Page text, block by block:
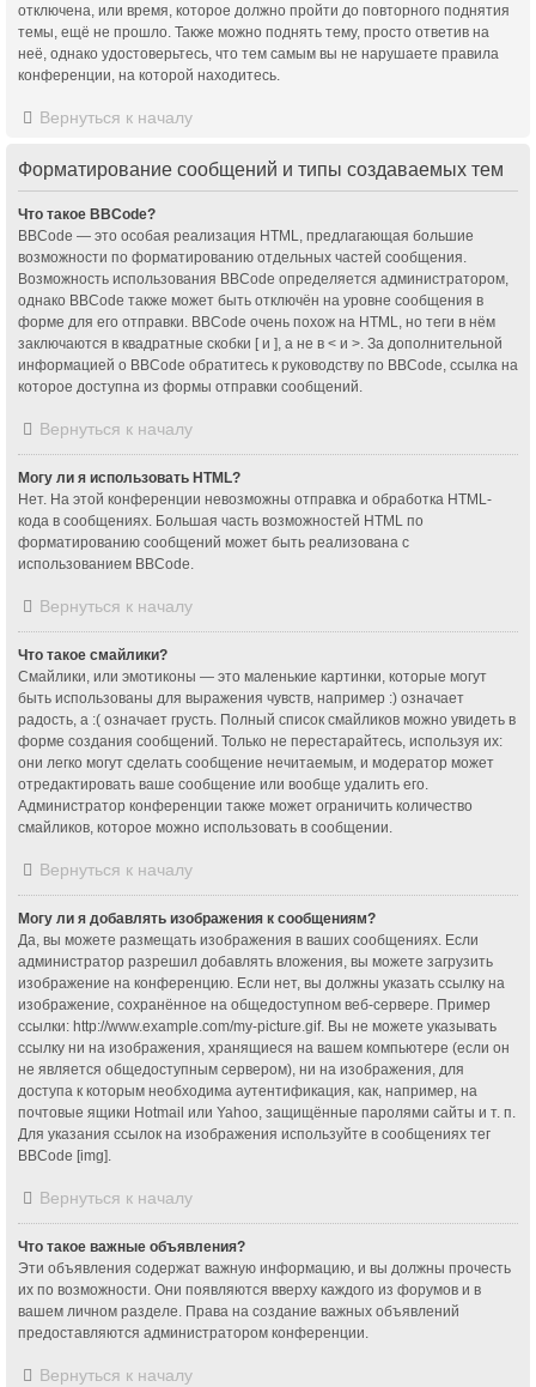
отключена, или время, которое должно пройти до повторного поднятия
темы, ещё не прошло. Также можно поднять тему, просто ответив на
неё, однако удостоверьтесь, что тем самым вы не нарушаете правила
конференции, на которой находитесь.
Вернуться к началу
Форматирование сообщений и типы создаваемых тем
Что такое BBCode?
BBCode — это особая реализация HTML, предлагающая большие
возможности по форматированию отдельных частей сообщения.
Возможность использования BBCode определяется администратором,
однако BBCode также может быть отключён на уровне сообщения в
форме для его отправки. BBCode очень похож на HTML, но теги в нём
заключаются в квадратные скобки [ и ], а не в < и >. За дополнительной
информацией о BBCode обратитесь к руководству по BBCode, ссылка на
которое доступна из формы отправки сообщений.
Вернуться к началу
Могу ли я использовать HTML?
Нет. На этой конференции невозможны отправка и обработка HTML-
кода в сообщениях. Большая часть возможностей HTML по
форматированию сообщений может быть реализована с
использованием BBCode.
Вернуться к началу
Что такое смайлики?
Смайлики, или эмотиконы — это маленькие картинки, которые могут
быть использованы для выражения чувств, например :) означает
радость, а :( означает грусть. Полный список смайликов можно увидеть в
форме создания сообщений. Только не перестарайтесь, используя их:
они легко могут сделать сообщение нечитаемым, и модератор может
отредактировать ваше сообщение или вообще удалить его.
Администратор конференции также может ограничить количество
смайликов, которое можно использовать в сообщении.
Вернуться к началу
Могу ли я добавлять изображения к сообщениям?
Да, вы можете размещать изображения в ваших сообщениях. Если
администратор разрешил добавлять вложения, вы можете загрузить
изображение на конференцию. Если нет, вы должны указать ссылку на
изображение, сохранённое на общедоступном веб-сервере. Пример
ссылки: http://www.example.com/my-picture.gif. Вы не можете указывать
ссылку ни на изображения, хранящиеся на вашем компьютере (если он
не является общедоступным сервером), ни на изображения, для
доступа к которым необходима аутентификация, как, например, на
почтовые ящики Hotmail или Yahoo, защищённые паролями сайты и т. п.
Для указания ссылок на изображения используйте в сообщениях тег
BBCode [img].
Вернуться к началу
Что такое важные объявления?
Эти объявления содержат важную информацию, и вы должны прочесть
их по возможности. Они появляются вверху каждого из форумов и в
вашем личном разделе. Права на создание важных объявлений
предоставляются администратором конференции.
Вернуться к началу